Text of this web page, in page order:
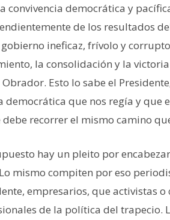
convivencia democrática y
de los resultados
ineficaz, frívolo y
la consolidación y la
Obrador. Esto lo sabe el
democrática que nos regía y que
debe recorrer el mismo camino
hay un pleito por
mismo compiten por eso
empresarios, que activistas
de la política del trapecio.